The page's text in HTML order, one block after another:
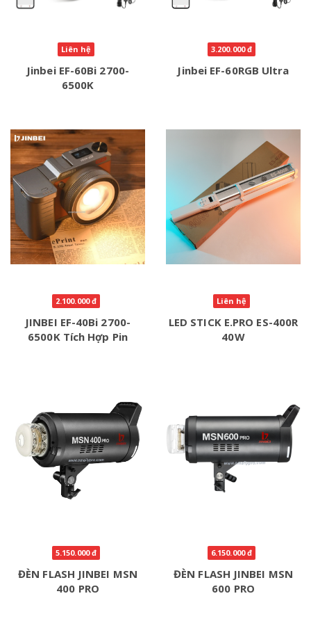
Liên hệ
Jinbei EF-60Bi 2700-
6500K
3.200.000 đ
Jinbei EF-60RGB Ultra
2.100.000 đ
JINBEI EF-40Bi 2700-
6500K Tích Hợp Pin
Liên hệ
LED STICK E.PRO ES-400R
40W
5.150.000 đ
ĐÈN FLASH JINBEI MSN
400 PRO
6.150.000 đ
ĐÈN FLASH JINBEI MSN
600 PRO